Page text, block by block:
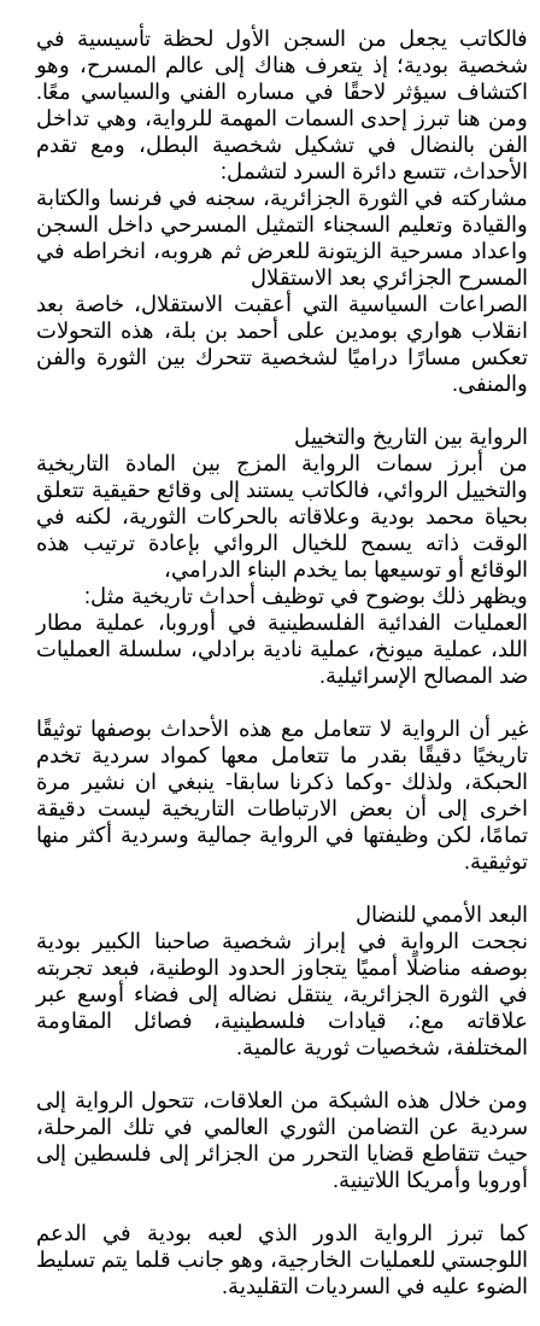
فالكاتب يجعل من السجن الأول لحظة تأسيسية في
شخصية بودية؛ إذ يتعرف هناك إلى عالم المسرح، وهو
اكتشاف سيؤثر لاحقًا في مساره الفني والسياسي معًا.
ومن هنا تبرز إحدى السمات المهمة للرواية، وهي تداخل
الفن بالنضال في تشكيل شخصية البطل، ومع تقدم
الأحداث، تتسع دائرة السرد لتشمل:
مشاركته في الثورة الجزائرية، سجنه في فرنسا والكتابة
والقيادة وتعليم السجناء التمثيل المسرحي داخل السجن
واعداد مسرحية الزيتونة للعرض ثم هروبه، انخراطه في
المسرح الجزائري بعد الاستقلال
الصراعات السياسية التي أعقبت الاستقلال، خاصة بعد
انقلاب هواري بومدين على أحمد بن بلة، هذه التحولات
تعكس مسارًا دراميًا لشخصية تتحرك بين الثورة والفن
والمنفى.
الرواية بين التاريخ والتخييل
من أبرز سمات الرواية المزج بين المادة التاريخية
والتخييل الروائي، فالكاتب يستند إلى وقائع حقيقية تتعلق
بحياة محمد بودية وعلاقاته بالحركات الثورية، لكنه في
الوقت ذاته يسمح للخيال الروائي بإعادة ترتيب هذه
الوقائع أو توسيعها بما يخدم البناء الدرامي،
ويظهر ذلك بوضوح في توظيف أحداث تاريخية مثل:
العمليات الفدائية الفلسطينية في أوروبا، عملية مطار
اللد، عملية ميونخ، عملية نادية برادلي، سلسلة العمليات
ضد المصالح الإسرائيلية.
غير أن الرواية لا تتعامل مع هذه الأحداث بوصفها توثيقًا
تاريخيًا دقيقًا بقدر ما تتعامل معها كمواد سردية تخدم
الحبكة، ولذلك -وكما ذكرنا سابقا- ينبغي ان نشير مرة
اخرى إلى أن بعض الارتباطات التاريخية ليست دقيقة
تمامًا، لكن وظيفتها في الرواية جمالية وسردية أكثر منها
توثيقية.
البعد الأممي للنضال
نجحت الرواية في إبراز شخصية صاحبنا الكبير بودية
بوصفه مناضلًا أمميًا يتجاوز الحدود الوطنية، فبعد تجربته
في الثورة الجزائرية، ينتقل نضاله إلى فضاء أوسع عبر
علاقاته مع:، قيادات فلسطينية، فصائل المقاومة
المختلفة، شخصيات ثورية عالمية.
ومن خلال هذه الشبكة من العلاقات، تتحول الرواية إلى
سردية عن التضامن الثوري العالمي في تلك المرحلة،
حيث تتقاطع قضايا التحرر من الجزائر إلى فلسطين إلى
أوروبا وأمريكا اللاتينية.
كما تبرز الرواية الدور الذي لعبه بودية في الدعم
اللوجستي للعمليات الخارجية، وهو جانب قلما يتم تسليط
الضوء عليه في السرديات التقليدية.